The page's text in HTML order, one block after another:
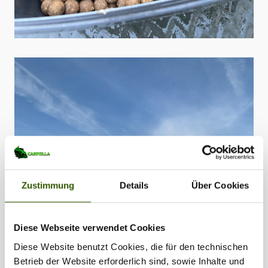
Zustimmung Details Über Cookies
Diese Webseite verwendet Cookies
Diese Website benutzt Cookies, die für den technischen
Betrieb der Website erforderlich sind, sowie Inhalte und